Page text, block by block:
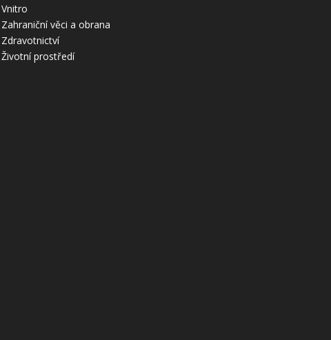
Vnitro
Zahraniční věci a obrana
Zdravotnictví
Životní prostředí